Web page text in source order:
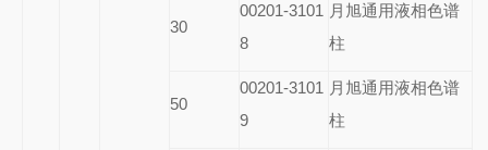
30
00201-3101
8
月旭通用液相色谱
柱
50
00201-3101
9
月旭通用液相色谱
柱